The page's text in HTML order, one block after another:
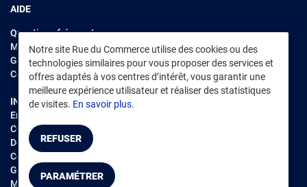
Notre site Rue du Commerce utilise des cookies ou des
technologies similaires pour vous proposer des services et
offres adaptés à vos centres d’intérêt, vous garantir une
meilleure expérience utilisateur et réaliser des statistiques
de visites. En savoir plus.
REFUSER
PARAMÉTRER
AIDE
Questions fréquentes
Modes de règlements
Garantie et retours
Contacter Rue du Commerce
INFORMATIONS LÉGALES
Environnement
CGV /CGU Marketplace
Données personnelles
Cookies
Gérer mes cookies
Mentions légales